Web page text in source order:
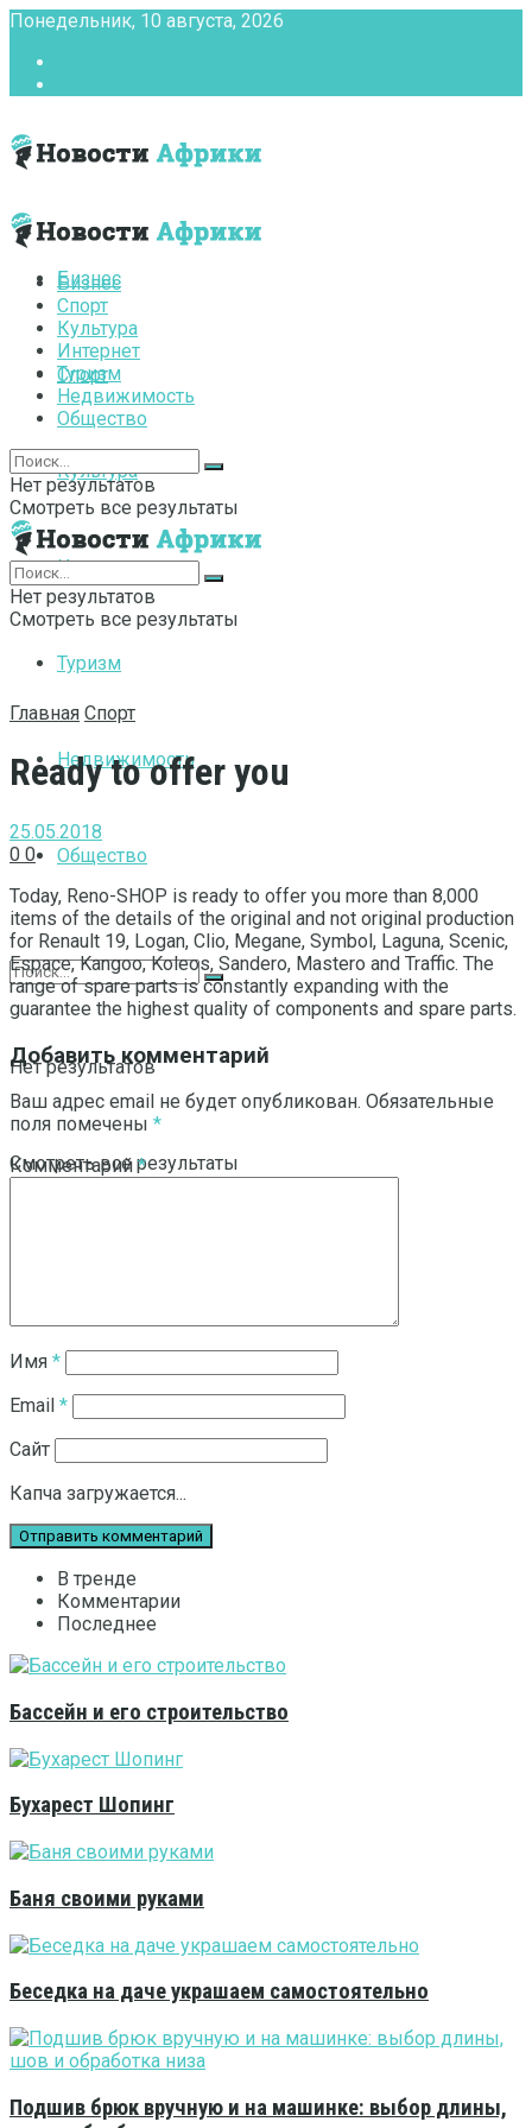
Понедельник, 10 августа, 2026
Бизнес
Спорт
Культура
Интернет
Туризм
Недвижимость
Общество
Нет результатов
Смотреть все результаты
Бизнес
Спорт
Культура
Интернет
Туризм
Недвижимость
Общество
Нет результатов
Смотреть все результаты
Нет результатов
Смотреть все результаты
Главная Спорт
Ready to offer you
25.05.2018
0 0
Today, Reno-SHOP is ready to offer you more than 8,000
items of the details of the original and not original production
for Renault 19, Logan, Clio, Megane, Symbol, Laguna, Scenic,
Espace, Kangoo, Koleos, Sandero, Mastero and Traffic. The
range of spare parts is constantly expanding with the
guarantee the highest quality of components and spare parts.
Добавить комментарий
Ваш адрес email не будет опубликован. Обязательные
поля помечены *
Комментарий*
Имя *
Email *
Сайт
Капча загружается...
В тренде
Комментарии
Последнее
Бассейн и его строительство
Бухарест Шопинг
Баня своими руками
Беседка на даче украшаем самостоятельно
Подшив брюк вручную и на машинке: выбор длины,